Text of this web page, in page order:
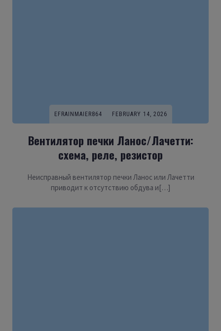
EFRAINMAIER864 FEBRUARY 14, 2026
Вентилятор печки Ланос/Лачетти:
схема, реле, резистор
Неисправный вентилятор печки Ланос или Лачетти
приводит к отсутствию обдува и[…]